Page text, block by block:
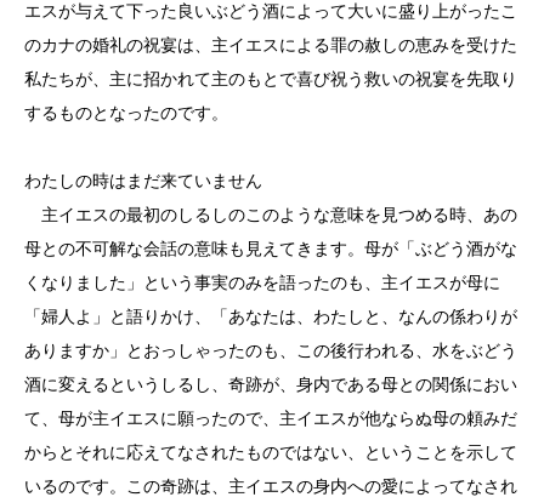
エスが与えて下った良いぶどう酒によって大いに盛り上がったこ
のカナの婚礼の祝宴は、主イエスによる罪の赦しの恵みを受けた
私たちが、主に招かれて主のもとで喜び祝う救いの祝宴を先取り
するものとなったのです。
わたしの時はまだ来ていません
主イエスの最初のしるしのこのような意味を見つめる時、あの
母との不可解な会話の意味も見えてきます。母が「ぶどう酒がな
くなりました」という事実のみを語ったのも、主イエスが母に
「婦人よ」と語りかけ、「あなたは、わたしと、なんの係わりが
ありますか」とおっしゃったのも、この後行われる、水をぶどう
酒に変えるというしるし、奇跡が、身内である母との関係におい
て、母が主イエスに願ったので、主イエスが他ならぬ母の頼みだ
からとそれに応えてなされたものではない、ということを示して
いるのです。この奇跡は、主イエスの身内への愛によってなされ